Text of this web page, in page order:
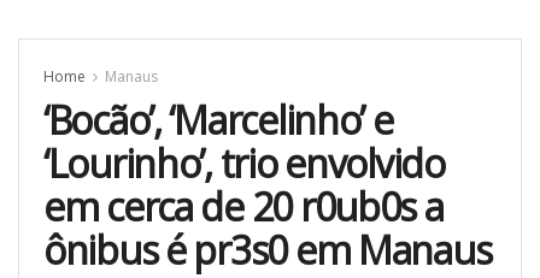
Home Manaus
‘Bocão’, ‘Marcelinho’ e
‘Lourinho’, trio envolvido
em cerca de 20 r0ub0s a
ônibus é pr3s0 em Manaus